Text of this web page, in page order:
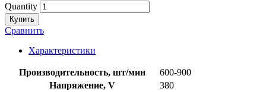
Quantity
Купить
Сравнить
Характеристики
Производительность, шт/мин
600-900
Напряжение, V
380